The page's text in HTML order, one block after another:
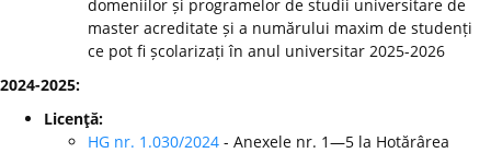
domeniilor și programelor de studii universitare de
master acreditate și a numărului maxim de studenți
ce pot fi școlarizați în anul universitar 2025-2026
2024-2025:
Licenţă:
HG nr. 1.030/2024 - Anexele nr. 1—5 la Hotărârea